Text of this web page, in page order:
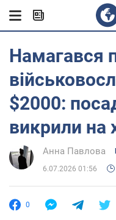
Намагався
$2000:
викрили на
Анна Павлова
6.07.2026 01:56
0